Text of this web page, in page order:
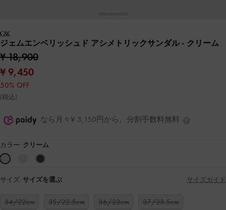
ジェムエンベリッシュド アシメトリックサンダル- クリーム
¥ 18,900
¥ 9,450
50% OFF
(税込)
なら月々¥ 3,150円から。分割手数料無料
カラー: クリーム
サイズ: サイズを選ぶ サイズガイド
34/22cm 35/22.5cm 36/23cm 37/23.5cm